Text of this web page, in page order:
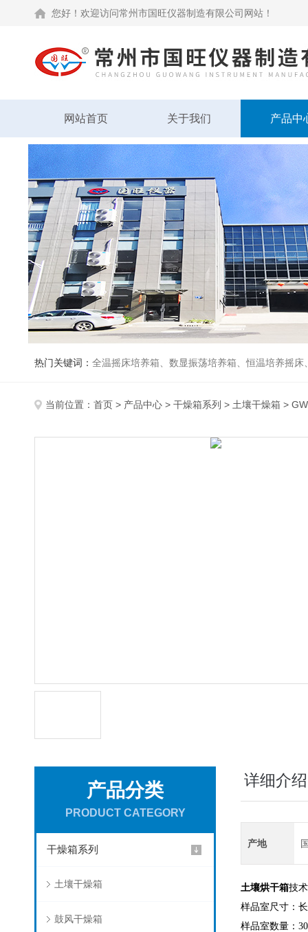
您好！欢迎访问常州市国旺仪器制造有限公司网站！
网站首页 关于我们 产品中
热门关键词： 全温摇床培养箱、数显振荡培养箱、恒温培养摇
当前位置： 首页 > 产品中心 > 干燥箱系列 > 土壤干燥箱 >
产品分类
PRODUCT CATEGORY
干燥箱系列
土壤干燥箱
鼓风干燥箱
详细介绍
产地
土壤烘干箱技
样品室尺寸：
样品室数量：